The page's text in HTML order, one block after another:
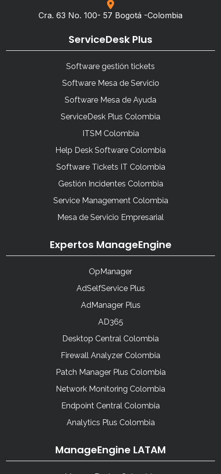
Cra. 63 No. 100- 57 Bogotá -Colombia
ServiceDesk Plus
Software gestión tickets
Software Mesa de Servicio
Software Mesa de Ayuda
ServiceDesk Plus Colombia
ITSM Colombia
Help Desk Software Colombia
Software Tickets IT Colombia
Gestión Incidentes Colombia
Service Management Colombia
Mesa de Servicio Empresarial
Expertos ManageEngine
OpManager
AdSelfService Plus
AdManager Plus
AD365
Desktop Central Colombia
Firewall Analyzer Colombia
Patch Manager Plus Colombia
Network Monitoring Colombia
Endpoint Central Colombia
Analytics Plus Colombia
ManageEngine LATAM